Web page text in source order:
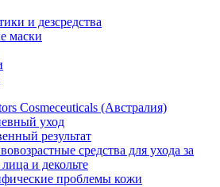
и дезсредства
маски
Cosmeceuticals (Австралия)
уход
результат
средства для ухода за
и декольте
проблемы кожи